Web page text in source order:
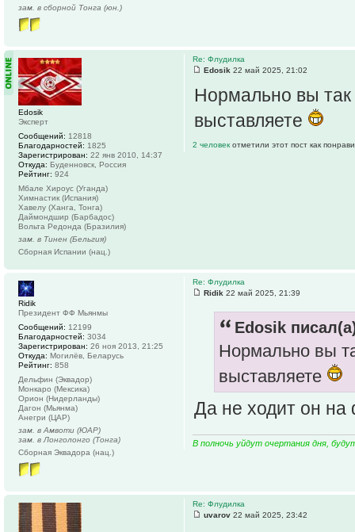
зам. в сборной Тонга (юн.)
Re: Флудилка
Edosik 22 май 2025, 21:02
Нормально вы
выставляете
2 человек отметили этот пост как
Edosik
Эксперт
Сообщений: 12818
Благодарностей: 1825
Зарегистрирован: 22 янв 2010, 14:37
Откуда: Буденновск, Россия
Рейтинг: 924
Мбале Хироус (Уганда)
Химнастик (Испания)
Хавелу (Ханга, Тонга)
Даймондшир (Барбадос)
Вольта Редонда (Бразилия)
зам. в Тинен (Бельгия)
Сборная Испании (нац.)
Re: Флудилка
Ridik 22 май 2025, 21:39
Edosik
Нормально вы
выставляете
Да не ходит он
В полночь уйдут очертания дня,
Ridik
Президент ФФ Мьянмы
Сообщений: 12199
Благодарностей: 3034
Зарегистрирован: 26 ноя 2013, 21:25
Откуда: Могилёв, Беларусь
Рейтинг: 858
Дельфин (Эквадор)
Монкаро (Мексика)
Орион (Нидерланды)
Дагон (Мьянма)
Анегри (ЦАР)
зам. в Амвоти (ЮАР)
зам. в Лонголонго (Тонга)
Сборная Эквадора (нац.)
Re: Флудилка
uvarov 22 май 2025, 23:42